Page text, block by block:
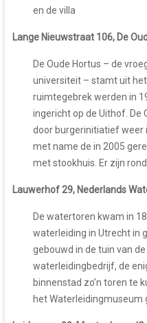
en de villa
Lange Nieuwstraat 106, De
De Oude Hortus – de
universiteit – stamt uit
ruimtegebrek werden in
ingericht op de Uithof. De
door burgerinitiatief weer
met name de in 2005
met stookhuis. Er zijn
Lauwerhof 29, Nederlands
De watertoren kwam in
waterleiding in Utrecht in
gebouwd in de tuin van
waterleidingbedrijf, de
binnenstad zo’n toren te
het Waterleidingmuseum